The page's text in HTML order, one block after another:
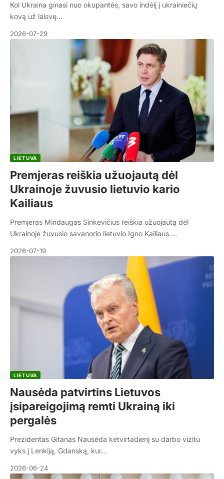
Kol Ukraina ginasi nuo okupantės, savo indėlį į ukrainiečių
kovą už laisvę…
2026-07-29
LIETUVA
Premjeras reiškia užuojautą dėl
Ukrainoje žuvusio lietuvio kario
Kailiaus
Premjeras Mindaugas Sinkevičius reiškia užuojautą dėl
Ukrainoje žuvusio savanorio lietuvio Igno Kailiaus.…
2026-07-19
LIETUVA
Nausėda patvirtins Lietuvos
įsipareigojimą remti Ukrainą iki
pergalės
Prezidentas Gitanas Nausėda ketvirtadienį su darbo vizitu
vyks į Lenkiją, Gdanską, kur…
2026-06-24